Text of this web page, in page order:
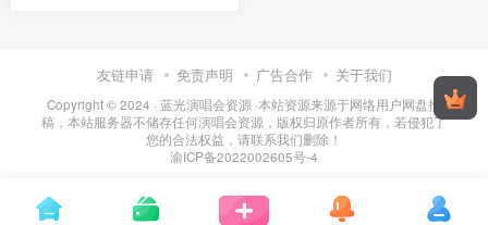
友链申请 免责声明 广告合作 关于我们
Copyright © 2024 · 蓝光演唱会资源 ·本站资源来源于网络用户网盘投
稿，本站服务器不储存任何演唱会资源，版权归原作者所有，若侵犯了
您的合法权益，请联系我们删除！
渝ICP备2022002605号-4